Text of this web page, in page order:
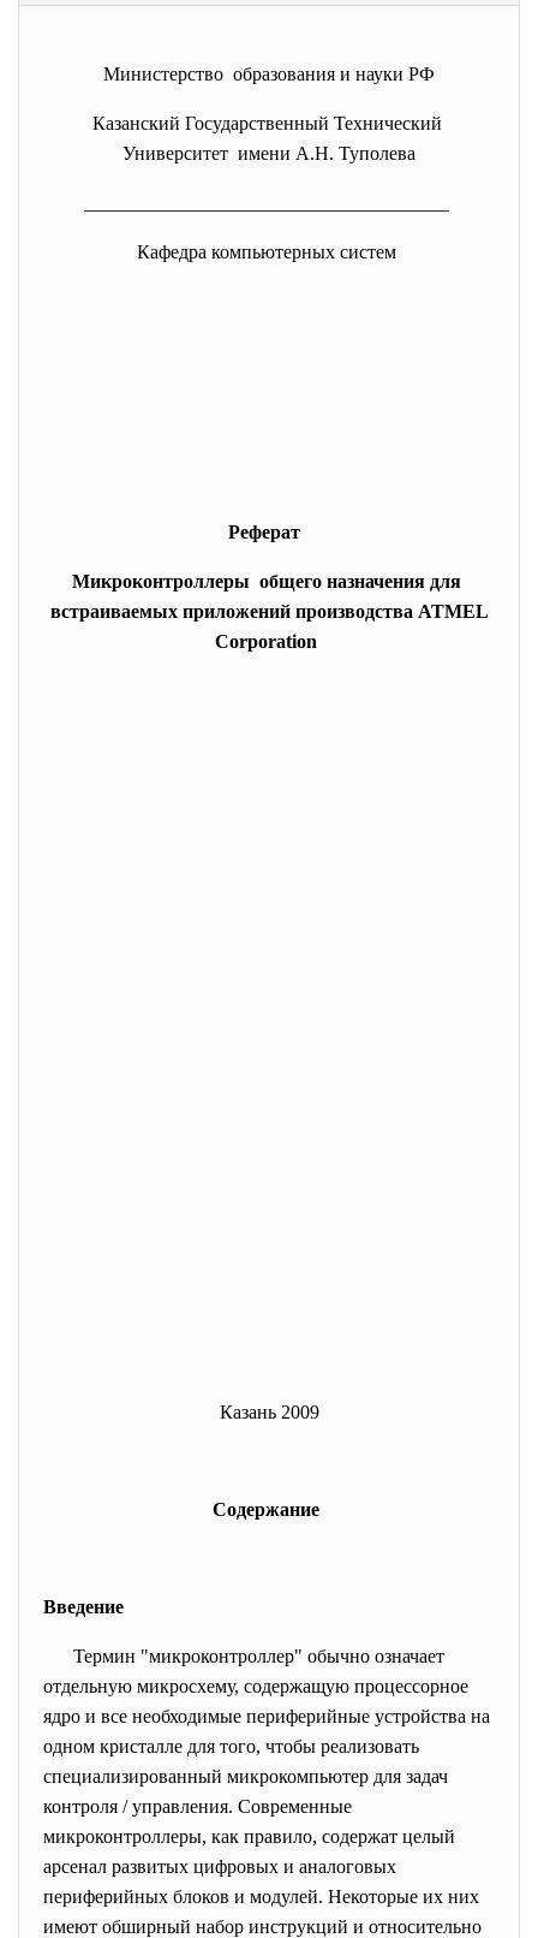
Министерство образования и науки РФ
Казанский Государственный Технический
Университет имени А.Н. Туполева
Кафедра компьютерных систем
Реферат
Микроконтроллеры общего назначения для
встраиваемых приложений производства ATMEL
Corporation
Казань 2009
Содержание
Введение
Термин "микроконтроллер" обычно означает
отдельную микросхему, содержащую процессорное
ядро и все необходимые периферийные устройства на
одном кристалле для того, чтобы реализовать
специализированный микрокомпьютер для задач
контроля / управления. Современные
микроконтроллеры, как правило, содержат целый
арсенал развитых цифровых и аналоговых
периферийных блоков и модулей. Некоторые их них
имеют обширный набор инструкций и относительно